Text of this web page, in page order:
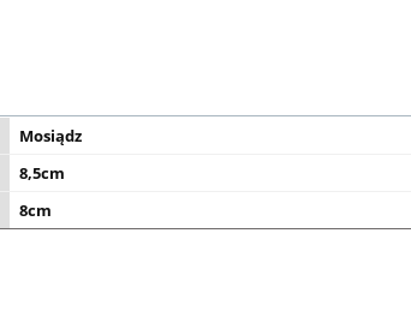
Mosiądz
8,5cm
8cm